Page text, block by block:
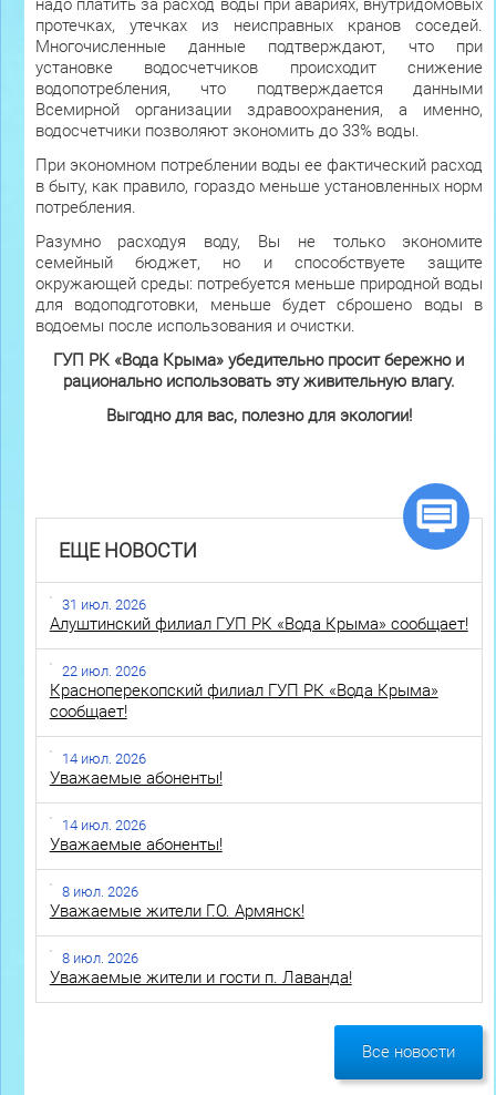
надо платить за расход воды при авариях, внутридомовых
протечках, утечках из неисправных кранов соседей.
Многочисленные данные подтверждают, что при
установке водосчетчиков происходит снижение
водопотребления, что подтверждается данными
Всемирной организации здравоохранения, а именно,
водосчетчики позволяют экономить до 33% воды.
При экономном потреблении воды ее фактический расход
в быту, как правило, гораздо меньше установленных норм
потребления.
Разумно расходуя воду, Вы не только экономите
семейный бюджет, но и способствуете защите
окружающей среды: потребуется меньше природной воды
для водоподготовки, меньше будет сброшено воды в
водоемы после использования и очистки.
ГУП РК «Вода Крыма» убедительно просит бережно и
рационально использовать эту живительную влагу.
Выгодно для вас, полезно для экологии!
ЕЩЕ НОВОСТИ
31 июл. 2026
Алуштинский филиал ГУП РК «Вода Крыма» сообщает!
22 июл. 2026
Красноперекопский филиал ГУП РК «Вода Крыма»
сообщает!
14 июл. 2026
Уважаемые абоненты!
14 июл. 2026
Уважаемые абоненты!
8 июл. 2026
Уважаемые жители Г.О. Армянск!
8 июл. 2026
Уважаемые жители и гости п. Лаванда!
Все новости